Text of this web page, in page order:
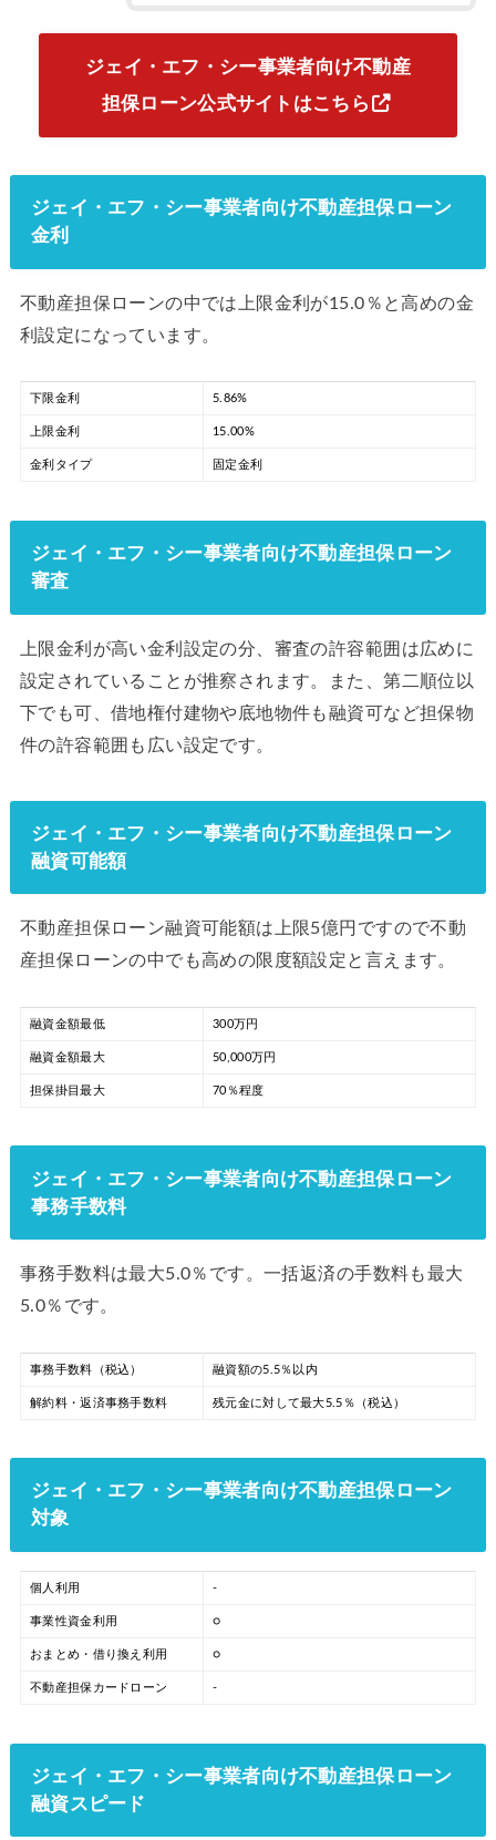
ジェイ・エフ・シー事業者向け不動産
担保ローン公式サイトはこちら
ジェイ・エフ・シー事業者向け不動産担保ローン
金利
不動産担保ローンの中では上限金利が15.0％と高めの金
利設定になっています。
下限金利 5.86%
上限金利 15.00%
金利タイプ 固定金利
ジェイ・エフ・シー事業者向け不動産担保ローン
審査
上限金利が高い金利設定の分、審査の許容範囲は広めに
設定されていることが推察されます。また、第二順位以
下でも可、借地権付建物や底地物件も融資可など担保物
件の許容範囲も広い設定です。
ジェイ・エフ・シー事業者向け不動産担保ローン
融資可能額
不動産担保ローン融資可能額は上限5億円ですので不動
産担保ローンの中でも高めの限度額設定と言えます。
融資金額最低 300万円
融資金額最大 50,000万円
担保掛目最大 70％程度
ジェイ・エフ・シー事業者向け不動産担保ローン
事務手数料
事務手数料は最大5.0％です。一括返済の手数料も最大
5.0％です。
事務手数料（税込） 融資額の5.5％以内
解約料・返済事務手数料 残元金に対して最大5.5％（税込）
ジェイ・エフ・シー事業者向け不動産担保ローン
対象
個人利用 -
事業性資金利用 ○
おまとめ・借り換え利用 ○
不動産担保カードローン -
ジェイ・エフ・シー事業者向け不動産担保ローン
融資スピード